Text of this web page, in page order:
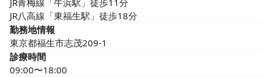
JR青梅線「牛浜駅」徒歩11分
JR八高線「東福生駅」徒歩18分
勤務地情報
東京都福生市志茂209-1
診療時間
09:00〜18:00